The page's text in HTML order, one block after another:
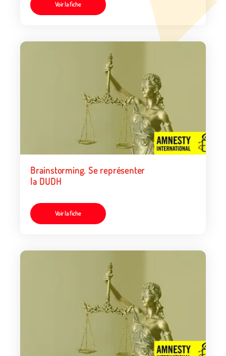
Voir la fiche
Brainstorming. Se représenter
la DUDH
Voir la fiche